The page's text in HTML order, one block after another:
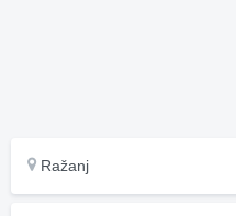
Ražanj